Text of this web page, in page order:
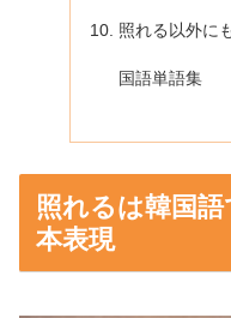
照れる以外に
国語単語集
照れるは韓国
本表現